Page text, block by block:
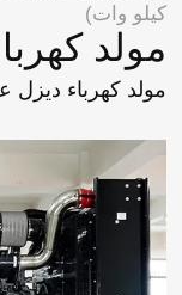
كيلو وات)
مولد
مولد كهرباء ديزل